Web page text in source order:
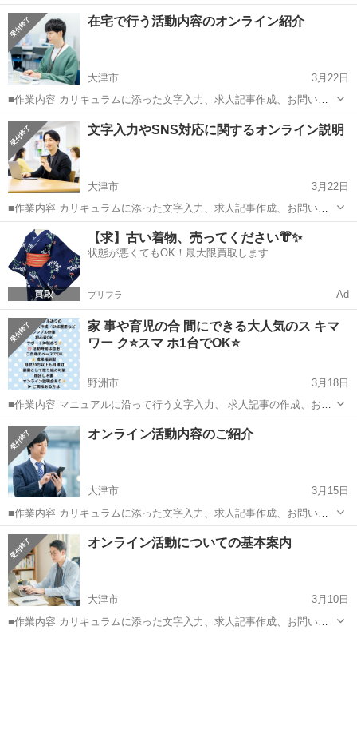
わせのメッセージやり取り、SNSの運営など。 ・初心者の方でも安心
してお 仕 事していただけます ・作業量に比例して報 酬 U P！が見込
めます☆ ...
滋賀 キャンペーン
在宅で行う活動内容のオンライン紹介
大津市
3月22日
■作業内容 カリキュラムに添った文字入力、求人記事作成、お問い合
わせのメッセージやり取り、SNSの運営など。 ・初心者の方でも安心
してお 仕 事していただけます ・作業量に比例して報 酬 U P！が見込
めます☆ ...
滋賀 大津市 キャンペーン オンライン
文字入力やSNS対応に関するオンライン説明
大津市
3月22日
■作業内容 カリキュラムに添った文字入力、求人記事作成、お問い合
わせのメッセージやり取り、SNSの運営など。 ・初心者の方でも安心
してお 仕 事していただけます ・作業量に比例して報 酬 U P！が見込
めます☆ ...
滋賀 キャンペーン オンライン
【求】古い着物、売ってください👘✨
状態が悪くてもOK！最大限買取します
プリフラ Ad
家 事や育児の合 間にできる大人気のス キマ
ワー ク⭐️スマ ホ1台でOK⭐️
野洲市
3月18日
■作業内容 マニュアルに沿って行う文字入力、 求人記事の作成、お問
い合わせ対応、 SNS運営などを担当していただきます。 ・未経験の方
でも安心して始められます ・作業量に応じて報 酬アップが見込めます
...
滋賀 野洲市 キャンペーン
オンライン活動内容のご紹介
大津市
3月15日
■作業内容 カリキュラムに添った文字入力、求人記事作成、お問い合
わせのメッセージやり取り、SNSの運営など。 ・初心者の方でも安心
してお 仕 事していただけます ・作業量に比例して報 酬 U P！が見込
めます☆ ...
滋賀 大津市 キャンペーン
オンライン活動についての基本案内
大津市
3月10日
■作業内容 カリキュラムに添った文字入力、求人記事作成、お問い合